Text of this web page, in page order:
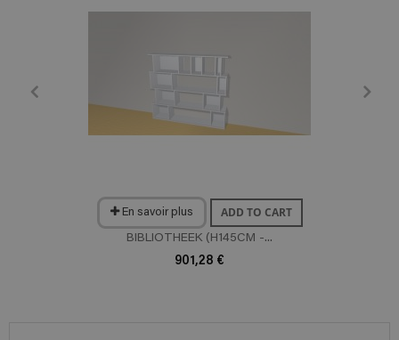
En savoir plus ADD TO CART
BIBLIOTHEEK (H145CM -...
901,28 €